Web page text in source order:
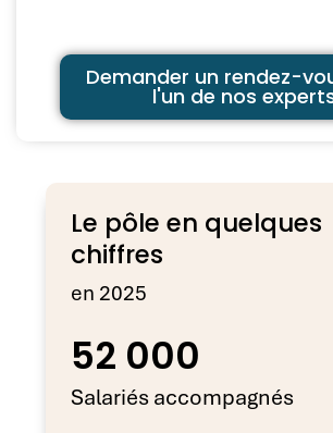
Demander un rendez-
l'un de nos
Le pôle en quelques
chiffres
en 2025
Salariés accompagnés
52 000